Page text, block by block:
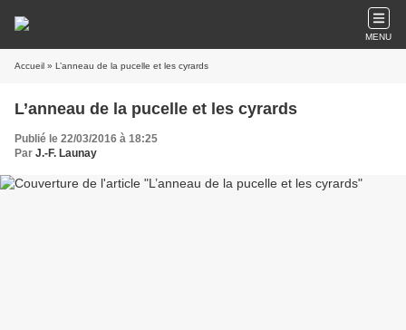
MENU
Accueil » L’anneau de la pucelle et les cyrards
L’anneau de la pucelle et les cyrards
Publié le 22/03/2016 à 18:25
Par J.-F. Launay